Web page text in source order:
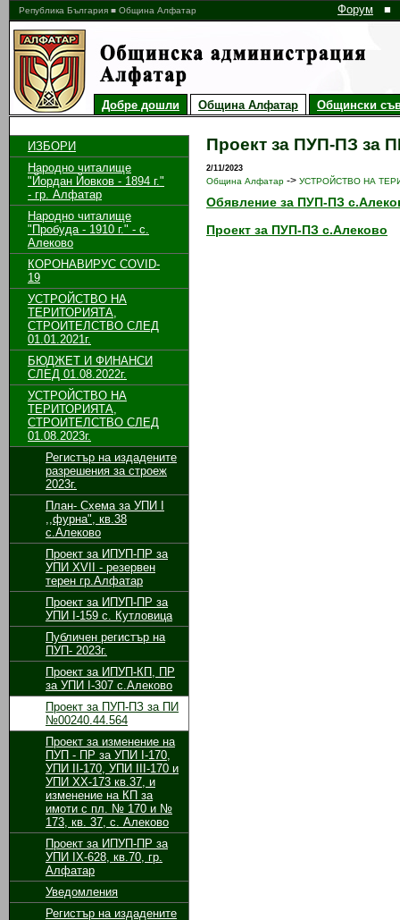
Република България ■ Община Алфатар Форум ■
Добре дошли Община Алфатар Общински
ИЗБОРИ
Народно читалище
"Йордан Йовков - 1894 г."
- гр. Алфатар
Народно читалище
"Пробуда - 1910 г." - с.
Алеково
КОРОНАВИРУС COVID-
19
УСТРОЙСТВО НА
ТЕРИТОРИЯТА,
СТРОИТЕЛСТВО СЛЕД
01.01.2021г.
БЮДЖЕТ И ФИНАНСИ
СЛЕД 01.08.2022г.
УСТРОЙСТВО НА
ТЕРИТОРИЯТА,
СТРОИТЕЛСТВО СЛЕД
01.08.2023г.
Регистър на издадените
разрешения за строеж
2023г.
План- Схема за УПИ I
,,фурна", кв.38
с.Алеково
Проект за ИПУП-ПР за
УПИ XVII - резервен
терен гр.Алфатар
Проект за ИПУП-ПР за
УПИ I-159 с. Кутловица
Публичен регистър на
ПУП- 2023г.
Проект за ИПУП-КП, ПР
за УПИ I-307 с.Алеково
Проект за ПУП-ПЗ за ПИ
№00240.44.564
Проект за изменение на
ПУП - ПР за УПИ І-170,
УПИ ІІ-170, УПИ ІІІ-170 и
УПИ ХХ-173 кв.37, и
изменение на КП за
имоти с пл. № 170 и №
173, кв. 37, с. Алеково
Проект за ИПУП-ПР за
УПИ ІХ-628, кв.70, гр.
Алфатар
Уведомления
Регистър на издадените
Проект за ПУП-ПЗ за
2/11/2023
Община Алфатар -> УСТРОЙСТВО НА
Обявление за ПУП-ПЗ
Проект за ПУП-ПЗ с.Алеково